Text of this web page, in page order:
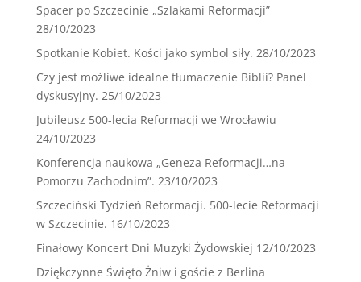
Spacer po Szczecinie „Szlakami Reformacji”
28/10/2023
Spotkanie Kobiet. Kości jako symbol siły. 28/10/2023
Czy jest możliwe idealne tłumaczenie Biblii? Panel
dyskusyjny. 25/10/2023
Jubileusz 500-lecia Reformacji we Wrocławiu
24/10/2023
Konferencja naukowa „Geneza Reformacji…na
Pomorzu Zachodnim”. 23/10/2023
Szczeciński Tydzień Reformacji. 500-lecie Reformacji
w Szczecinie. 16/10/2023
Finałowy Koncert Dni Muzyki Żydowskiej 12/10/2023
Dziękczynne Święto Żniw i goście z Berlina